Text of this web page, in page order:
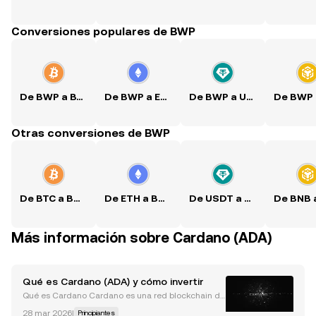
Conversiones populares de BWP
De BWP a BTC De BWP a ETH De BWP a USDT
Otras conversiones de BWP
De BTC a BWP De ETH a BWP De USDT a BWP
Más información sobre Cardano (ADA)
Qué es Cardano (ADA) y cómo invertir
Qué es Cardano Cardano es una red blockchain de
28 mar 2026| Principiantes